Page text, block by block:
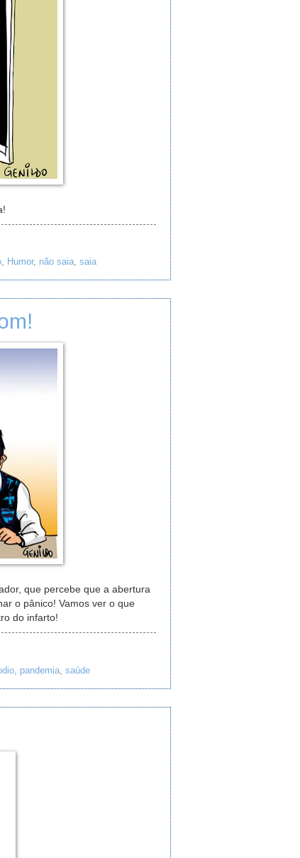
, Humor, não saia, saia
que percebe que a abertura
o pânico! Vamos ver o que
do infarto!
pandemia saúde